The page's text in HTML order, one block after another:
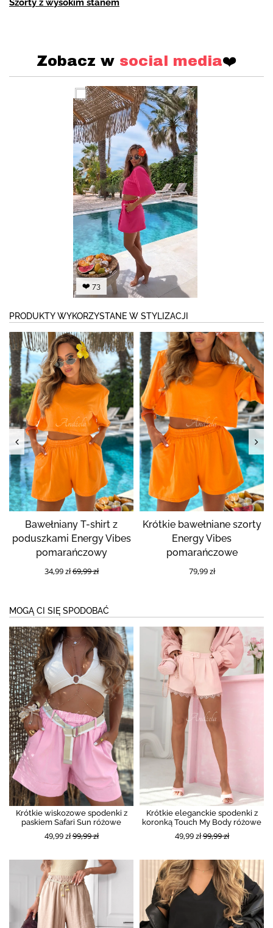
Szorty z wysokim stanem
Zobacz w social media❤️
❤️ 73
PRODUKTY WYKORZYSTANE W STYLIZACJI
Bawełniany T-shirt z
poduszkami Energy Vibes
pomarańczowy
34,99 zł69,99 zł
Krótkie bawełniane szorty
Energy Vibes
pomarańczowe
79,99 zł
MOGĄ CI SIĘ SPODOBAĆ
Krótkie wiskozowe spodenki z
paskiem Safari Sun różowe
49,99 zł99,99 zł
Krótkie eleganckie spodenki z
koronką Touch My Body różowe
49,99 zł99,99 zł